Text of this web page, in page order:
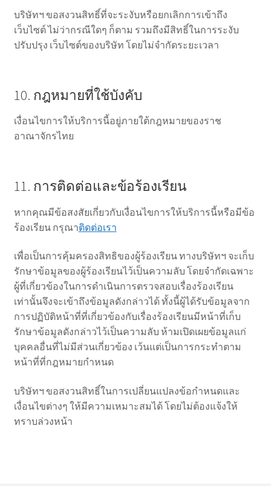
บริษัทฯ ขอสงวนสิทธิ์ที่จะระงับหรือยกเลิกการเข้าถึง
เว็บไซต์ ไม่ว่ากรณีใดๆ ก็ตาม รวมถึงมีสิทธิ์ในการระงับ
ปรับปรุง เว็บไซต์ของบริษัท โดยไม่จำกัดระยะเวลา
10. กฎหมายที่ใช้บังคับ
เงื่อนไขการให้บริการนี้อยู่ภายใต้กฎหมายของราช
อาณาจักรไทย
11. การติดต่อและข้อร้องเรียน
หากคุณมีข้อสงสัยเกี่ยวกับเงื่อนไขการให้บริการนี้หรือมีข้อ
ร้องเรียน กรุณาติดต่อเรา
เพื่อเป็นการคุ้มครองสิทธิของผู้ร้องเรียน ทางบริษัทฯ จะเก็บ
รักษาข้อมูลของผู้ร้องเรียนไว้เป็นความลับ โดยจำกัดเฉพาะ
ผู้ที่เกี่ยวข้องในการดำเนินการตรวจสอบเรื่องร้องเรียน
เท่านั้นจึงจะเข้าถึงข้อมูลดังกล่าวได้ ทั้งนี้ผู้ได้รับข้อมูลจาก
การปฏิบัติหน้าที่ที่เกี่ยวข้องกับเรื่องร้องเรียนมีหน้าที่เก็บ
รักษาข้อมูลดังกล่าวไว้เป็นความลับ ห้ามเปิดเผยข้อมูลแก่
บุคคลอื่นที่ไม่มีส่วนเกี่ยวข้อง เว้นแต่เป็นการกระทำตาม
หน้าที่ที่กฎหมายกำหนด
บริษัทฯ ขอสงวนสิทธิ์ในการเปลี่ยนแปลงข้อกำหนดและ
เงื่อนไขต่างๆ ให้มีความเหมาะสมได้ โดยไม่ต้องแจ้งให้
ทราบล่วงหน้า